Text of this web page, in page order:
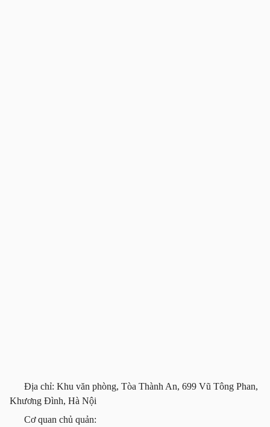
Địa chỉ: Khu văn phòng, Tòa Thành An, 699 Vũ Tông Phan,
Khương Đình, Hà Nội
Cơ quan chủ quản: